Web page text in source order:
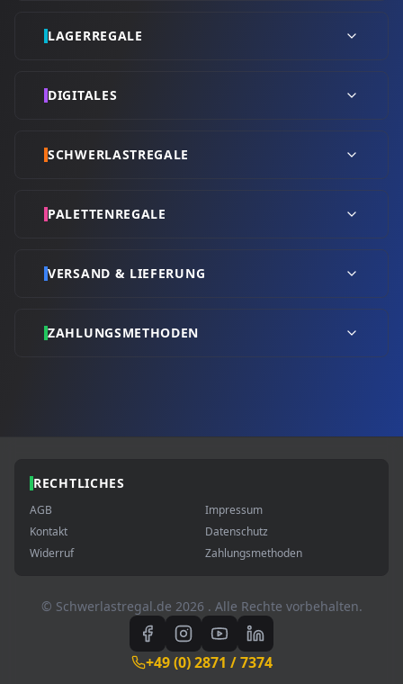
LAGERREGALE
DIGITALES
SCHWERLASTREGALE
PALETTENREGALE
VERSAND & LIEFERUNG
ZAHLUNGSMETHODEN
RECHTLICHES
AGB
Impressum
Kontakt
Datenschutz
Widerruf
Zahlungsmethoden
© Schwerlastregal.de 2026 . Alle Rechte vorbehalten.
+49 (0) 2871 / 7374